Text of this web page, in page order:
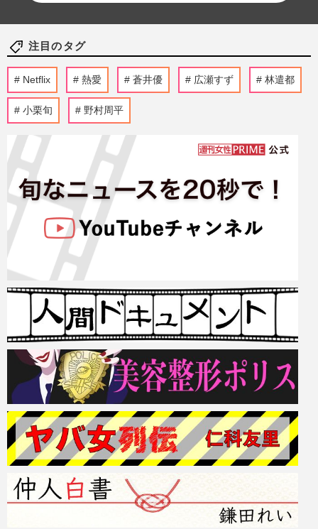
注目のタグ
Netflix 熱愛 蒼井優 広瀬すず 林遣都
小栗旬 野村周平